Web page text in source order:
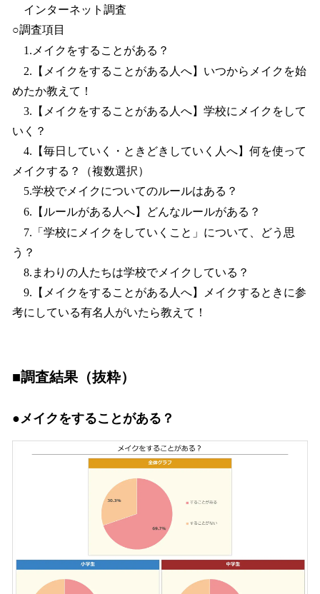
インターネット調査
○調査項目
1.メイクをすることがある？
2.【メイクをすることがある人へ】いつからメイクを始
めたか教えて！
3.【メイクをすることがある人へ】学校にメイクをして
いく？
4.【毎日していく・ときどきしていく人へ】何を使って
メイクする？（複数選択）
5.学校でメイクについてのルールはある？
6.【ルールがある人へ】どんなルールがある？
7.「学校にメイクをしていくこと」について、どう思
う？
8.まわりの人たちは学校でメイクしている？
9.【メイクをすることがある人へ】メイクするときに参
考にしている有名人がいたら教えて！
■調査結果（抜粋）
●メイクをすることがある？